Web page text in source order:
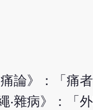
痛論》：「痛
‧雜病》：「